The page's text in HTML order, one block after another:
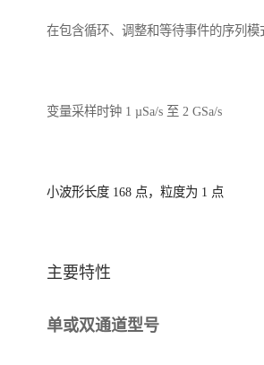
在包含循环、调整和等待事件的序列模
变量采样时钟 1 µSa/s 至 2 GSa/s
小波形长度 168 点，粒度为 1 点
主要特性
单或双通道型号